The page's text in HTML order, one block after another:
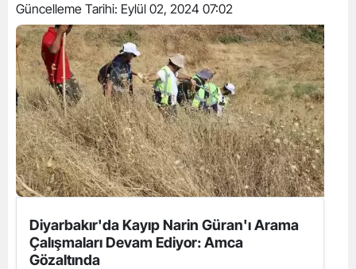
Güncelleme Tarihi: Eylül 02, 2024 07:02
Diyarbakır'da Kayıp Narin Güran'ı Arama
Çalışmaları Devam Ediyor: Amca
Gözaltında